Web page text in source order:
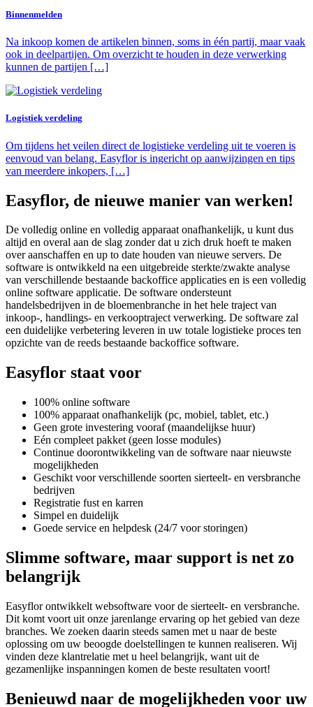
Binnenmelden
Na inkoop komen de artikelen binnen, soms in één partij, maar vaak
ook in deelpartijen. Om overzicht te houden in deze verwerking
kunnen de partijen […]
Logistiek verdeling
Om tijdens het veilen direct de logistieke verdeling uit te voeren is
eenvoud van belang. Easyflor is ingericht op aanwijzingen en tips
van meerdere inkopers, […]
Easyflor, de nieuwe manier van werken!
De volledig online en volledig apparaat onafhankelijk, u kunt dus
altijd en overal aan de slag zonder dat u zich druk hoeft te maken
over aanschaffen en up to date houden van nieuwe servers. De
software is ontwikkeld na een uitgebreide sterkte/zwakte analyse
van verschillende bestaande backoffice applicaties en is een volledig
online software applicatie. De software ondersteunt
handelsbedrijven in de bloemenbranche in het hele traject van
inkoop-, handlings- en verkooptraject verwerking. De software zal
een duidelijke verbetering leveren in uw totale logistieke proces ten
opzichte van de reeds bestaande backoffice software.
Easyflor staat voor
100% online software
100% apparaat onafhankelijk (pc, mobiel, tablet, etc.)
Geen grote investering vooraf (maandelijkse huur)
Eén compleet pakket (geen losse modules)
Continue doorontwikkeling van de software naar nieuwste
mogelijkheden
Geschikt voor verschillende soorten sierteelt- en versbranche
bedrijven
Registratie fust en karren
Simpel en duidelijk
Goede service en helpdesk (24/7 voor storingen)
Slimme software, maar support is net zo
belangrijk
Easyflor ontwikkelt websoftware voor de sierteelt- en versbranche.
Dit komt voort uit onze jarenlange ervaring op het gebied van deze
branches. We zoeken daarin steeds samen met u naar de beste
oplossing om uw beoogde doelstellingen te kunnen realiseren. Wij
vinden deze klantrelatie met u heel belangrijk, want uit de
gezamenlijke inspanningen komen de beste resultaten voort!
Benieuwd naar de mogelijkheden voor uw